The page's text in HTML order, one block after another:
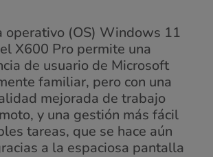
operativo (OS) Windows 11
X600 Pro permite una
de usuario de Microsoft
familiar, pero con una
mejorada de trabajo
y una gestión más fácil
tareas, que se hace aún
a la espaciosa pantalla